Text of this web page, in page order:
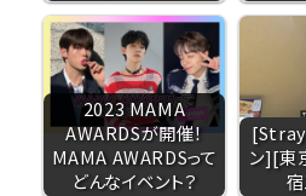
2023 MAMA
AWARDSが開催！
MAMA AWARDSって
どんなイベント？
ン][